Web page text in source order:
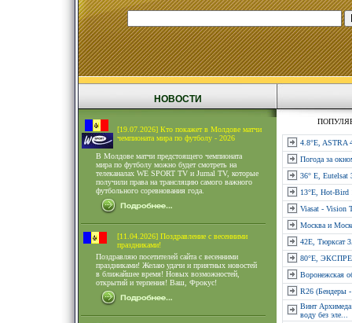
НОВОСТИ
[19.07.2026] Кто покажет в Молдове матчи
чемпионата мира по футболу - 2026
В Молдове матчи предстоящего чемпионата
мира по футболу можно будет смотреть на
телеканалах WE SPORT TV и Jurnal TV, которые
получили права на трансляцию самого важного
футбольного соревнования года.
[11.04.2026] Поздравление с весенними
праздниками!
Поздравляю посетителей сайта с весенними
праздниками! Желаю удачи и приятных новостей
в ближайшее время! Новых возможностей,
открытий и терпения! Ваш, Фрокус!
4.8°E, ASTRA
Погода за
36° E, Eutelsat
13°E, Hot-Bird
Viasat - Vision
Москва и
42E, Тюрксат
80°E,
Воронежская
R26 (Бендеры
Винт
воду без эле...